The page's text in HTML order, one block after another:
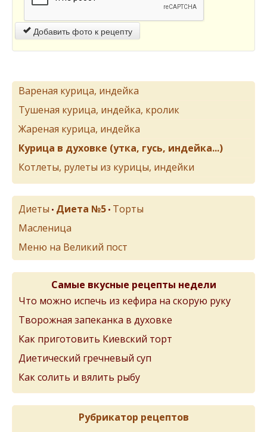
Добавить фото к рецепту
Вареная курица, индейка
Тушеная курица, индейка, кролик
Жареная курица, индейка
Курица в духовке (утка, гусь, индейка...)
Котлеты, рулеты из курицы, индейки
Диеты • Диета №5 • Торты
Масленица
Меню на Великий пост
Самые вкусные рецепты недели
Что можно испечь из кефира на скорую руку
Творожная запеканка в духовке
Как приготовить Киевский торт
Диетический гречневый суп
Как солить и вялить рыбу
Рубрикатор рецептов